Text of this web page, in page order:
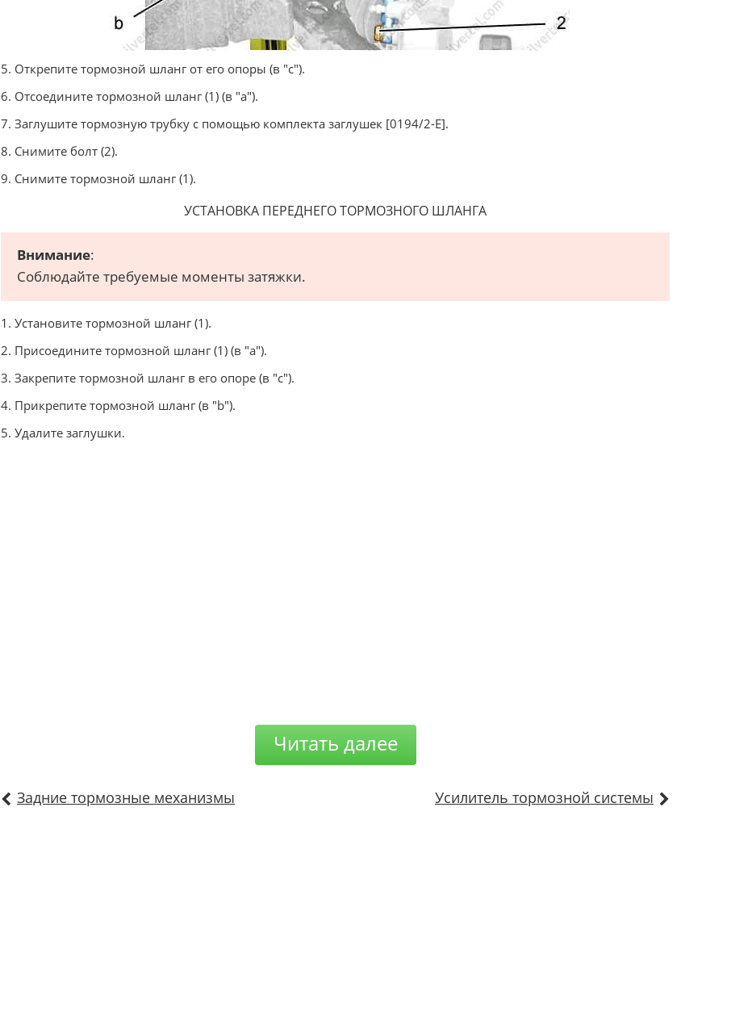
5. Открепите тормозной шланг от его опоры (в "c").
6. Отсоедините тормозной шланг (1) (в "a").
7. Заглушите тормозную трубку с помощью комплекта заглушек [0194/2-E].
8. Снимите болт (2).
9. Снимите тормозной шланг (1).
УСТАНОВКА ПЕРЕДНЕГО ТОРМОЗНОГО ШЛАНГА
Внимание:
Соблюдайте требуемые моменты затяжки.
1. Установите тормозной шланг (1).
2. Присоедините тормозной шланг (1) (в "a").
3. Закрепите тормозной шланг в его опоре (в "c").
4. Прикрепите тормозной шланг (в "b").
5. Удалите заглушки.
Читать далее
Задние тормозные механизмы Усилитель тормозной системы